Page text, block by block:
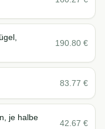
190.80 €
83.77 €
je halbe
42.67 €